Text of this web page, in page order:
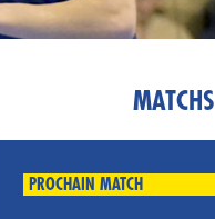
MATCHS
PROCHAIN MATCH